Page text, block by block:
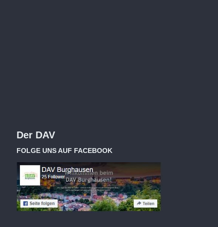
Der DAV
FOLGE UNS AUF FACEBOOK